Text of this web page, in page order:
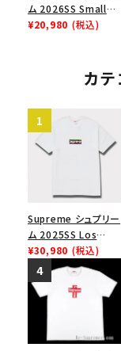
ム 2026SS Small
Box Tee スモールボ
¥20,980 (税込)
カ
Supreme シュプリー
ム 2025SS Los
Angeles Fire Relief
Box Logo Tee ファ
イヤーリリーフボック
スロゴTシャツ ホワ
¥30,980 (税込)